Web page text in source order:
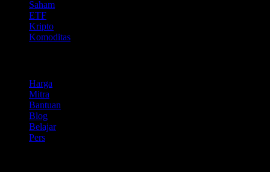
Saham
ETF
Kripto
Komoditas
Harga
Mitra
Bantuan
Blog
Belajar
Pers